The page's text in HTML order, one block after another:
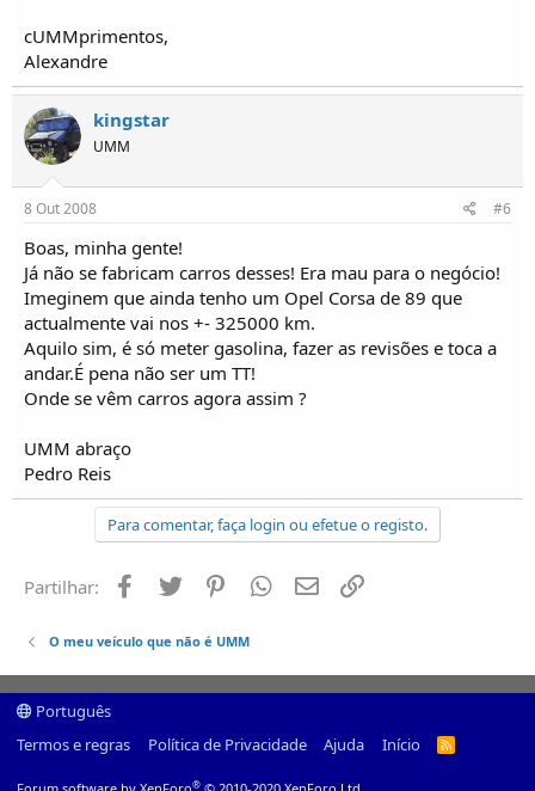
cUMMprimentos,
Alexandre
kingstar
UMM
8 Out 2008 #6
Boas, minha gente!
Já não se fabricam carros desses! Era mau para o negócio!
Imeginem que ainda tenho um Opel Corsa de 89 que
actualmente vai nos +- 325000 km.
Aquilo sim, é só meter gasolina, fazer as revisões e toca a
andar.É pena não ser um TT!
Onde se vêm carros agora assim ?
UMM abraço
Pedro Reis
Para comentar, faça login ou efetue o registo.
Partilhar: Facebook
Twitter PinterestWhatsapp
Email
O meu veículo que não é UMM
Português
Termos e regras
Política de Privacidade Ajuda Início
R
®